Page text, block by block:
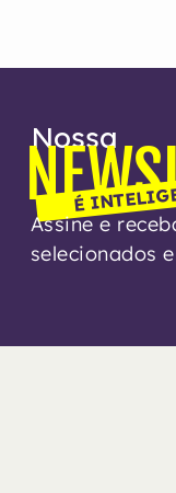
Nossa
É
Assine e
selecionados